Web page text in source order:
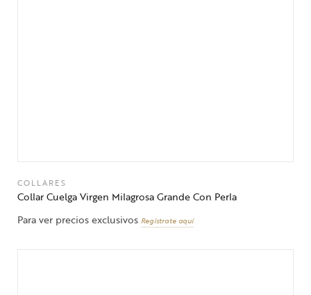
COLLARES
Collar Cuelga Virgen Milagrosa Grande Con Perla
Para ver precios exclusivos Regístrate aquí